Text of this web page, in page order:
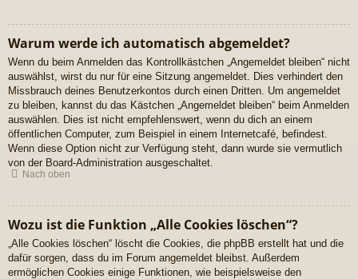
Warum werde ich automatisch abgemeldet?
Wenn du beim Anmelden das Kontrollkästchen „Angemeldet bleiben“ nicht
auswählst, wirst du nur für eine Sitzung angemeldet. Dies verhindert den
Missbrauch deines Benutzerkontos durch einen Dritten. Um angemeldet
zu bleiben, kannst du das Kästchen „Angemeldet bleiben“ beim Anmelden
auswählen. Dies ist nicht empfehlenswert, wenn du dich an einem
öffentlichen Computer, zum Beispiel in einem Internetcafé, befindest.
Wenn diese Option nicht zur Verfügung steht, dann wurde sie vermutlich
von der Board-Administration ausgeschaltet.
Nach oben
Wozu ist die Funktion „Alle Cookies löschen“?
„Alle Cookies löschen“ löscht die Cookies, die phpBB erstellt hat und die
dafür sorgen, dass du im Forum angemeldet bleibst. Außerdem
ermöglichen Cookies einige Funktionen, wie beispielsweise den